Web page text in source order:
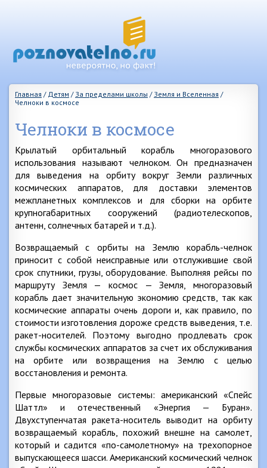
Главная / Детям / За пределами школы / Земля и Вселенная /
Челноки в космосе
Челноки в космосе
Крылатый орбитальный корабль многоразового
использования называют челноком. Он предназначен
для выведения на орбиту вокруг Земли различных
космических аппаратов, для доставки элементов
межпланетных комплексов и для сборки на орбите
крупногабаритных сооружений (радиотелескопов,
антенн, солнечных батарей и т.д.).
Возвращаемый с орбиты на Землю корабль-челнок
приносит с собой неисправные или отслужившие свой
срок спутники, грузы, оборудование. Выполняя рейсы по
маршруту Земля — космос — Земля, многоразовый
корабль дает значительную экономию средств, так как
космические аппараты очень дороги и, как правило, по
стоимости изготовления дороже средств выведения, т.е.
ракет-носителей. Поэтому выгодно продлевать срок
службы космических аппаратов за счет их обслуживания
на орбите или возвращения на Землю с целью
восстановления и ремонта.
Первые многоразовые системы: американский «Спейс
Шаттл» и отечественный «Энергия — Буран».
Двухступенчатая ракета-носитель выводит на орбиту
возвращаемый корабль, похожий внешне на самолет,
который и садится «по-самолетному» на трехопорное
выпускающееся шасси. Американский космический челнок